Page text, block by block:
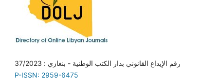
رقم الإيداع القانوني بدار الكتب الوطنية - بنغازي : 37/2023
P-ISSN: 2959-6475